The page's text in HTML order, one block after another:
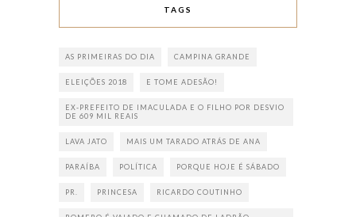
TAGS
AS PRIMEIRAS DO DIA CAMPINA GRANDE
ELEIÇÕES 2018 E TOME ADESÃO!
EX-PREFEITO DE IMACULADA E O FILHO POR DESVIO
DE 609 MIL REAIS
LAVA JATO MAIS UM TARADO ATRÁS DE ANA
PARAÍBA POLÍTICA PORQUE HOJE É SÁBADO
PR. PRINCESA RICARDO COUTINHO